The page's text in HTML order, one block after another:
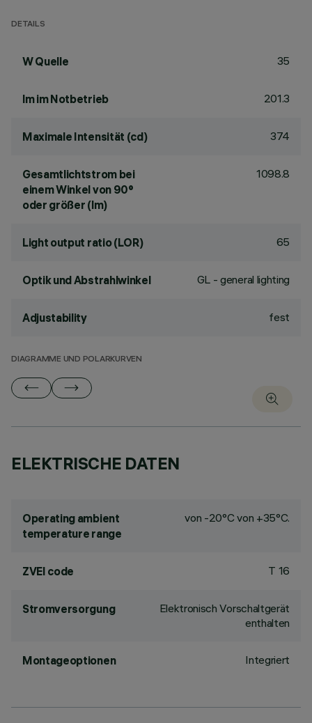
DETAILS
W Quelle 35
lm im Notbetrieb 201.3
Maximale Intensität (cd) 374
Gesamtlichtstrom bei
einem Winkel von 90°
oder größer (lm)
1098.8
Light output ratio (LOR) 65
Optik und Abstrahlwinkel GL - general lighting
Adjustability fest
DIAGRAMME UND POLARKURVEN
ELEKTRISCHE DATEN
Operating ambient
temperature range
von -20°C von +35°C.
ZVEI code T 16
Stromversorgung
Elektronisch Vorschaltgerät
enthalten
Montageoptionen Integriert